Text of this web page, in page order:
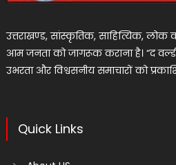
उत्तराखण्ड, सांस्कृतिक, साहित्यिक,
आम जनता को जागरूक कराना है। “द वर्ल्ड
उभरता और विश्वसनीय समाचारों को
Quick Links